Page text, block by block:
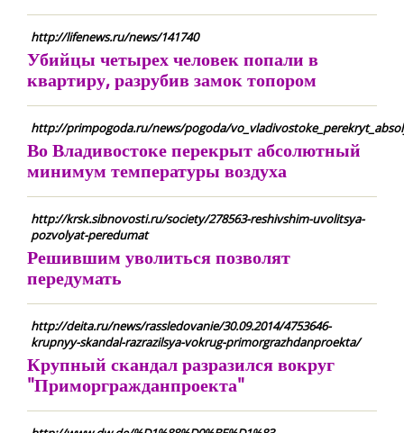
http://lifenews.ru/news/141740
Убийцы четырех человек попали в
квартиру, разрубив замок топором
http://primpogoda.ru/news/pogoda/
Во Владивостоке перекрыт абсолютный
минимум температуры воздуха
http://krsk.sibnovosti.ru/society/278563-reshivshim-uvolitsya-
pozvolyat-peredumat
Решившим уволиться позволят
передумать
http://deita.ru/news/rassledovanie/30.09.2014/4753646-
krupnyy-skandal-razrazilsya-vokrug-primorgrazhdanproekta/
Крупный скандал разразился вокруг
"Приморгражданпроекта"